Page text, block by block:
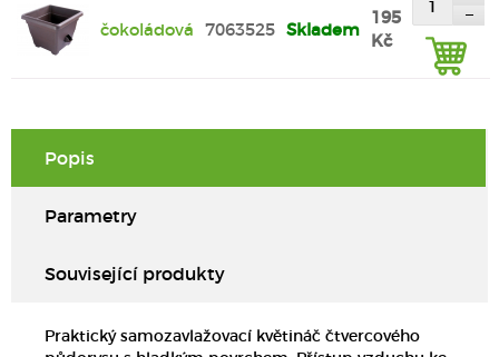
čokoládová 7063525 Skladem
195
Kč
Popis
Parametry
Související produkty
Praktický samozavlažovací květináč čtvercového